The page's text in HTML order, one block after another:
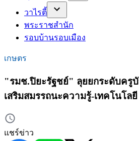
วาไรตี้
พระราชสำนัก
รอบบ้านรอบเมือง
เกษตร
"รมช.ปิยะรัฐชย์" ลุยยกระดับครู
เสริมสมรรถนะความรู้-เทคโนโลยี
แชร์ข่าว